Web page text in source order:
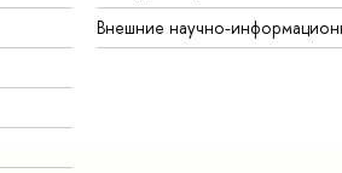
Внешние научно-